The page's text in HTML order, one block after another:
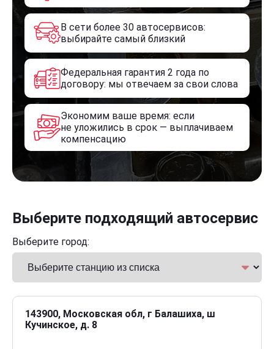
В сети более 30 автосервисов:
выбирайте самый близкий
Федеральная гарантия 2 года по
договору: мы отвечаем за свои слова
Экономим ваше время: если
не уложились в срок — выплачиваем
компенсацию
Выберите подходящий автосервис
Выберите город:
143900, Московская обл, г Балашиха, ш
Кучинское, д. 8